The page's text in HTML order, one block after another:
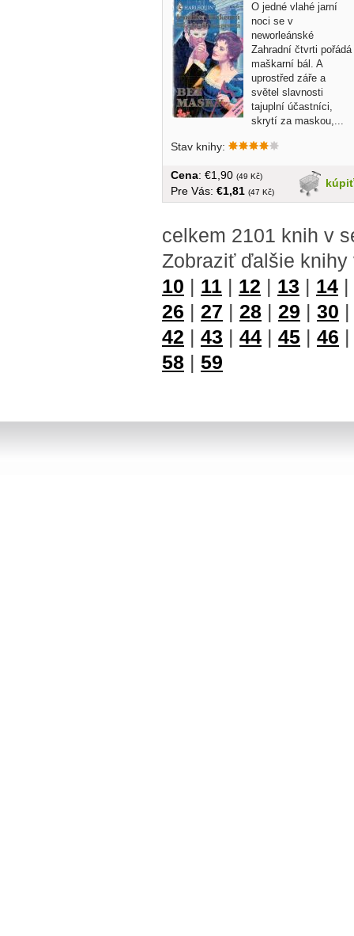
O jedné vlahé jarní
noci se v
neworleánské
Zahradní čtvrti pořádá
maškarní bál. A
uprostřed záře a
světel slavnosti
tajuplní účastníci,
skrytí za maskou,...
Stav knihy:
kúpiť
Cena: €1,90 (49 Kč)
Pre Vás: €1,81 (47 Kč)
celkem 2101 knih v
Zobraziť ďalšie
10 | 11 | 12 | 13 | 14 |
26 | 27 | 28 | 29 | 30
42 | 43 | 44 | 45 | 46
58 | 59